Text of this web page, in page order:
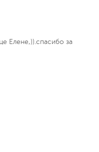
Елене,)).спасибо за